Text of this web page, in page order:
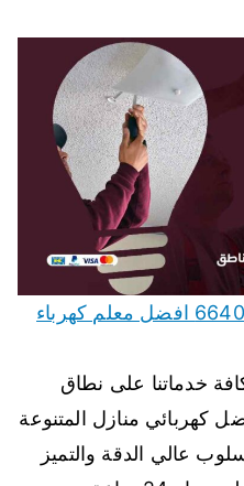
تركيب بلاكات الكويت 66409555 افضل معلم كهرباء
خدماتنا على نطاق
كهربائي منازل المتنوعة
عالي الدقة والتميز